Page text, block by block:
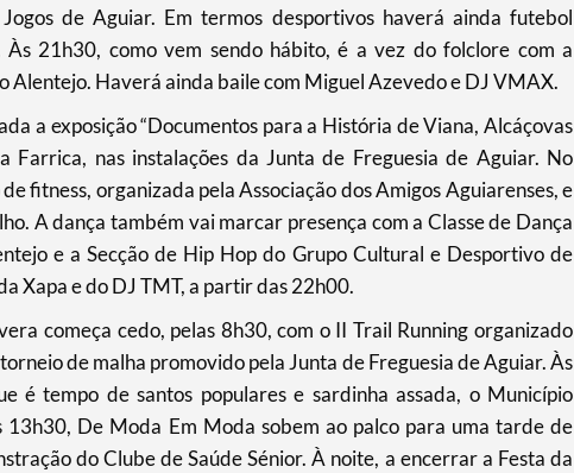
de Aguiar. Em termos desportivos haverá ainda futebol
21h30, como vem sendo hábito, é a vez do folclore com a
Alentejo. Haverá ainda baile com Miguel Azevedo e DJ VMAX.
a exposição “Documentos para a História de Viana, Alcáçovas
Farrica, nas instalações da Junta de Freguesia de Aguiar. No
fitness, organizada pela Associação dos Amigos Aguiarenses, e
A dança também vai marcar presença com a Classe de Dança
e a Secção de Hip Hop do Grupo Cultural e Desportivo de
Xapa e do DJ TMT, a partir das 22h00.
começa cedo, pelas 8h30, com o II Trail Running organizado
de malha promovido pela Junta de Freguesia de Aguiar. Às
é tempo de santos populares e sardinha assada, o Município
13h30, De Moda Em Moda sobem ao palco para uma tarde de
do Clube de Saúde Sénior. À noite, a encerrar a Festa da